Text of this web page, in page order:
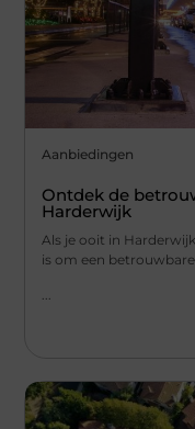
Aanbiedingen
Ontdek de
Harderwijk
Als je ooit in
is om een
...